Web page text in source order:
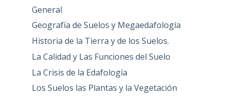
General
Geografía de Suelos y Megaedafología
Historia de la Tierra y de los Suelos.
La Calidad y Las Funciones del Suelo
La Crisis de la Edafología
Los Suelos las Plantas y la Vegetación